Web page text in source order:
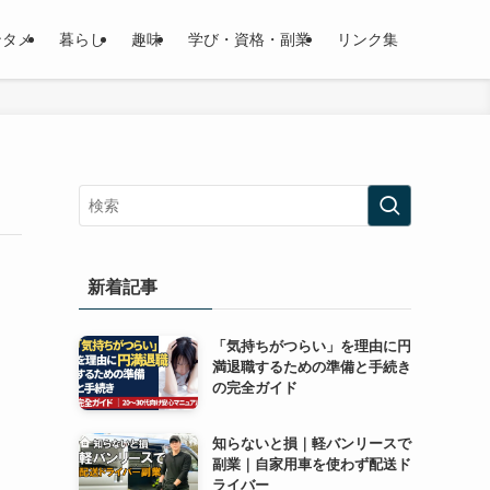
メ 暮らし 趣味 学び・資格・副業 リンク集
新着記事
「気持ちがつらい」を理由に円
満退職するための準備と手続き
の完全ガイド
知らないと損｜軽バンリースで
副業｜自家用車を使わず配送ド
ライバー